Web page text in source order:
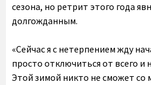
сезона, но ретрит этого года
долгожданным.
«Сейчас я с нетерпением жду
просто отключиться от всего и
Этой зимой никто не сможет со